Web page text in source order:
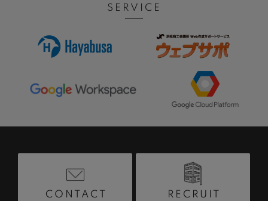
SERVICE
CONTACT RECRUIT